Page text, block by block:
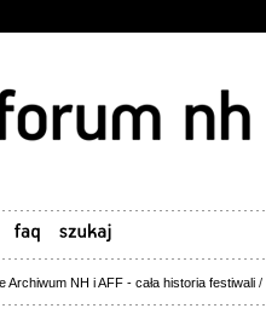
Archiwum NH i AFF - cała historia festiwali /